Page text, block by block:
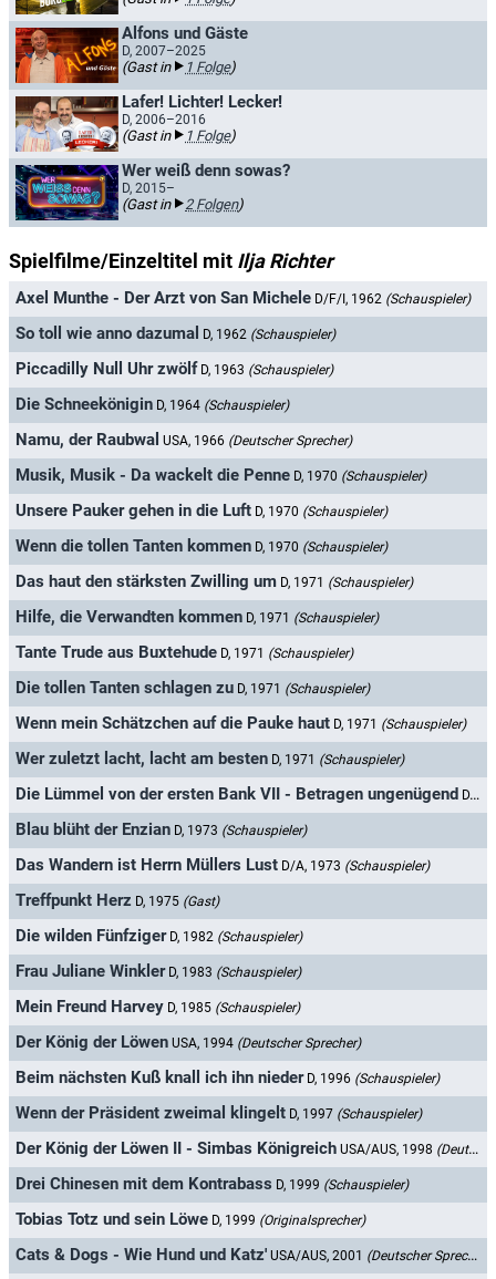
Alfons und Gäste
D, 2007–2025
(Gast in 1 Folge)
Lafer! Lichter! Lecker!
D, 2006–2016
(Gast in 1 Folge)
Wer weiß denn sowas?
D, 2015–
(Gast in 2 Folgen)
Spielfilme/Einzeltitel mit Ilja Richter
Axel Munthe - Der Arzt von San Michele D/F/I, 1962 (Schauspieler)
So toll wie anno dazumal D, 1962 (Schauspieler)
Piccadilly Null Uhr zwölf D, 1963 (Schauspieler)
Die Schneekönigin D, 1964 (Schauspieler)
Namu, der Raubwal USA, 1966 (Deutscher Sprecher)
Musik, Musik - Da wackelt die Penne D, 1970 (Schauspieler)
Unsere Pauker gehen in die Luft D, 1970 (Schauspieler)
Wenn die tollen Tanten kommen D, 1970 (Schauspieler)
Das haut den stärksten Zwilling um D, 1971 (Schauspieler)
Hilfe, die Verwandten kommen D, 1971 (Schauspieler)
Tante Trude aus Buxtehude D, 1971 (Schauspieler)
Die tollen Tanten schlagen zu D, 1971 (Schauspieler)
Wenn mein Schätzchen auf die Pauke haut D, 1971 (Schauspieler)
Wer zuletzt lacht, lacht am besten D, 1971 (Schauspieler)
Die Lümmel von der ersten Bank VII - Betragen ungenügend D, 1972
Blau blüht der Enzian D, 1973 (Schauspieler)
Das Wandern ist Herrn Müllers Lust D/A, 1973 (Schauspieler)
Treffpunkt Herz D, 1975 (Gast)
Die wilden Fünfziger D, 1982 (Schauspieler)
Frau Juliane Winkler D, 1983 (Schauspieler)
Mein Freund Harvey D, 1985 (Schauspieler)
Der König der Löwen USA, 1994 (Deutscher Sprecher)
Beim nächsten Kuß knall ich ihn nieder D, 1996 (Schauspieler)
Wenn der Präsident zweimal klingelt D, 1997 (Schauspieler)
Der König der Löwen II - Simbas Königreich USA/AUS, 1998 (Deutscher Sprecher)
Drei Chinesen mit dem Kontrabass D, 1999 (Schauspieler)
Tobias Totz und sein Löwe D, 1999 (Originalsprecher)
Cats & Dogs - Wie Hund und Katz' USA/AUS, 2001 (Deutscher Sprecher)